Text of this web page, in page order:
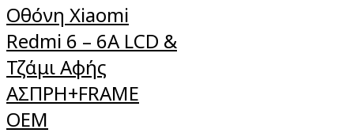
Οθόνη Xiaomi
Redmi 6 – 6A LCD &
Τζάμι Αφής
ΑΣΠΡΗ+FRAME
OEM